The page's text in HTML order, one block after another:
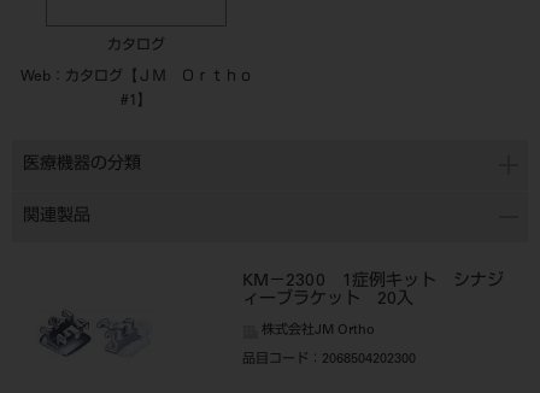
カタログ
Web：カタログ【ＪＭ Ｏｒｔｈｏ
#1】
医療機器の分類
関連製品
KM－2300 1症例キット シナジ
ィーブラケット 20入
株式会社JM Ortho
品目コード ：2068504202300